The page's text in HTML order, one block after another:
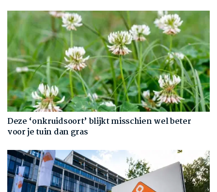
Deze ‘onkruidsoort’ blijkt misschien wel beter
voor je tuin dan gras